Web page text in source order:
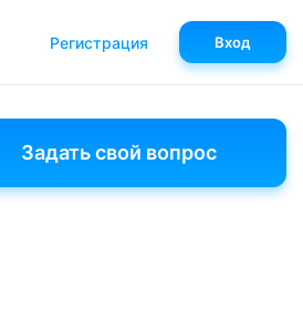
Задать свой вопрос
Регистрация Вход